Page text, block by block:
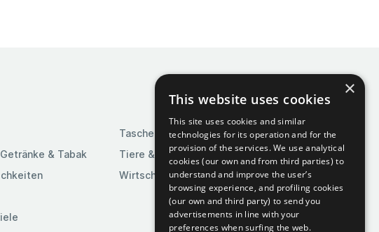
& Tabak
Taschen & Gepäck
Tiere & Tierbedarf
Wirtschaft & Industrie
×
This website uses cookies
This site uses cookies and similar
technologies for its operation and for the
provision of the services. We use analytical
cookies (our own and from third parties) to
understand and improve the user’s
browsing experience, and profiling cookies
(our own and third party) to send you
advertisements in line with your
preferences when surfing the web.